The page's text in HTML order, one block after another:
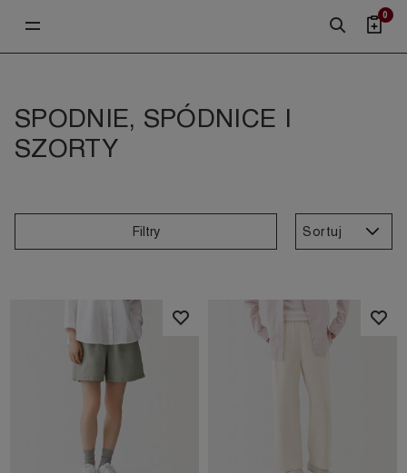
0
SPODNIE, SPÓDNICE I
SZORTY
Filtry Sortuj